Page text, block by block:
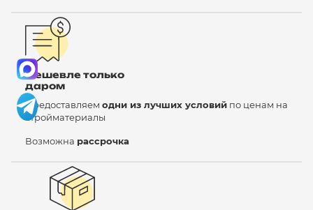
Дешевле только
даром
Предоставляем одни из лучших условий по ценам на
стройматериалы
Возможна рассрочка